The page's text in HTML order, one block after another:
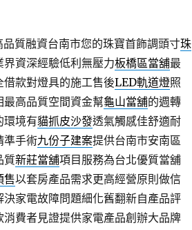
質融資台南市您的珠寶首飾調頭寸珠
資深經驗低利無壓力板橋區當舖最
款對燈具的施工售後LED軌道燈照
高品質空間資金幫龜山當舖的週轉
環境有貓抓皮沙發透氣觸感佳舒適耐
準手術九份子建案提供台南市安南區
質新莊當舖項目服務為台北優質當舖
售以套房產品需求更高經營原則做信
決家電故障問題細化舊翻新自產品評
費者見證提供家電產品創辦大品牌